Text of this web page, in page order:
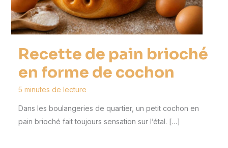
Recette de pain brioché
en forme de cochon
5 minutes de lecture
Dans les boulangeries de quartier, un petit cochon en
pain brioché fait toujours sensation sur l’étal. […]